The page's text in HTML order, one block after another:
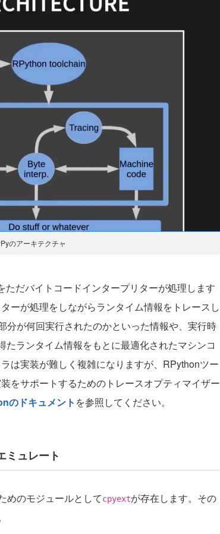
のアーキテクチャ
だバイトコードインタープリターが処理します
ーが処理をしながらランタイム情報をトレースし
分が何回実行されたのかといった情報や、実行時
たランタイム情報をもとに最適化されたマシンコ
は実装が難しく複雑になりますが、RPythonツー
をサポートするためのトレースオプティマイザー
のドキュメント を参照してください。
ュレート
のモジュールとしてcpyextが存在します。その